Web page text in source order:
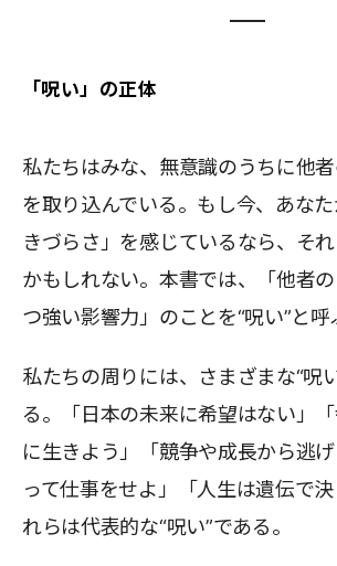
「呪い」の正体
私たちはみな、無意識のうちに他
を取り込んでいる。もし今、あな
きづらさ」を感じているなら、そ
かもしれない。本書では、「他者
つ強い影響力」のことを“呪い”と呼
私たちの周りには、さまざまな“呪
る。「日本の未来に希望はない」
に生きよう」「競争や成長から逃
って仕事をせよ」「人生は遺伝で
れらは代表的な“呪い”である。